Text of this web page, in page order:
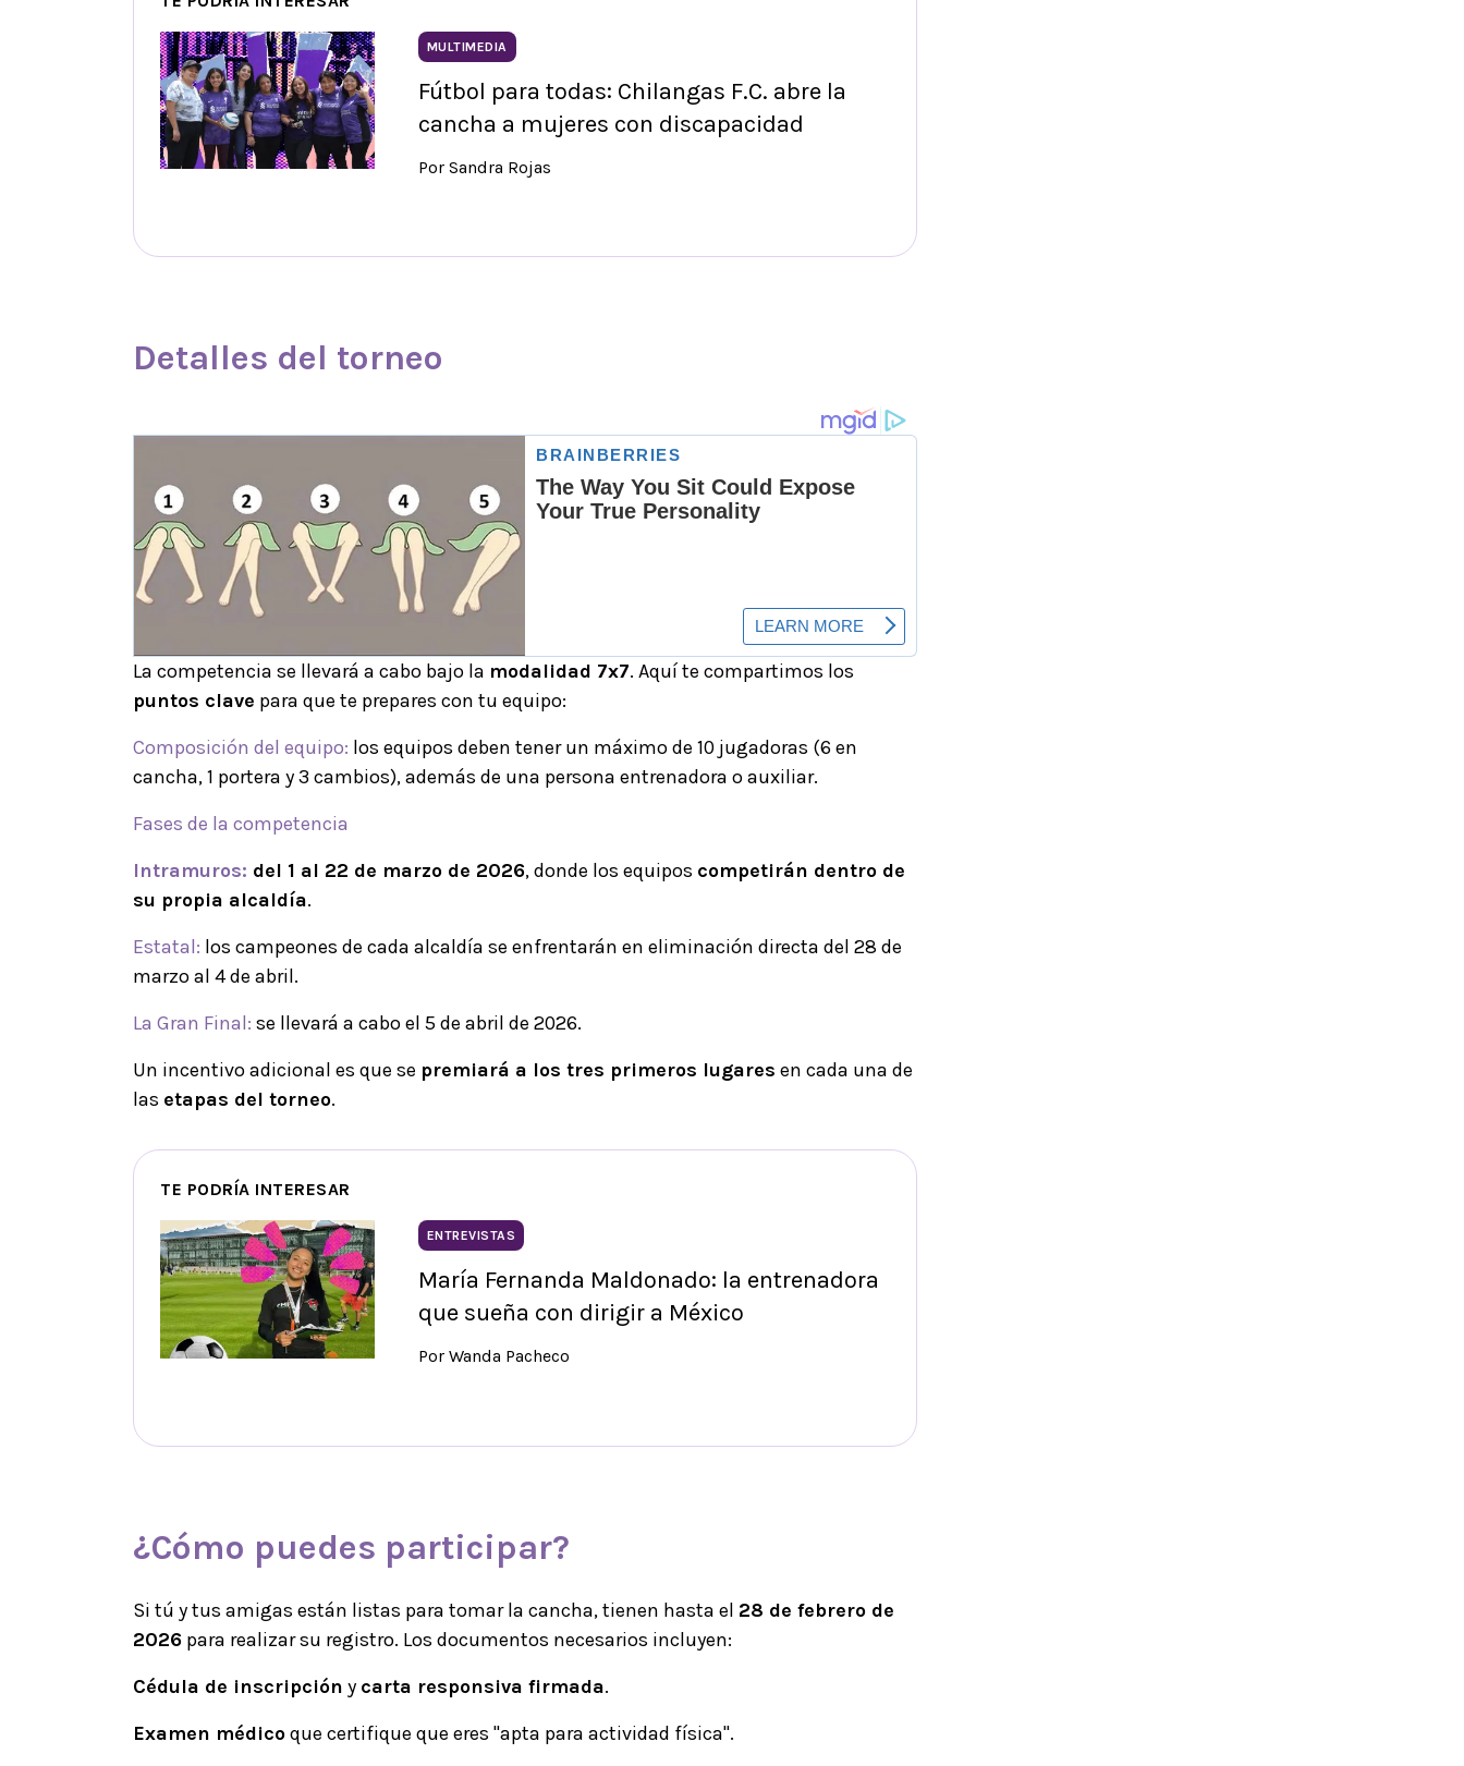
MULTIMEDIA
Fútbol para todas: Chilangas F.C. abre la
cancha a mujeres con discapacidad
Por Sandra Rojas
Detalles del torneo
La competencia se llevará a cabo bajo la modalidad 7x7. Aquí te compartimos los
puntos clave para que te prepares con tu equipo:
Composición del equipo: los equipos deben tener un máximo de 10 jugadoras (6 en
cancha, 1 portera y 3 cambios), además de una persona entrenadora o auxiliar.
Fases de la competencia
Intramuros: del 1 al 22 de marzo de 2026, donde los equipos competirán dentro de
su propia alcaldía.
Estatal: los campeones de cada alcaldía se enfrentarán en eliminación directa del 28 de
marzo al 4 de abril.
La Gran Final: se llevará a cabo el 5 de abril de 2026.
Un incentivo adicional es que se premiará a los tres primeros lugares en cada una de
las etapas del torneo.
TE PODRÍA INTERESAR
ENTREVISTAS
María Fernanda Maldonado: la entrenadora
que sueña con dirigir a México
Por Wanda Pacheco
¿Cómo puedes participar?
Si tú y tus amigas están listas para tomar la cancha, tienen hasta el 28 de febrero de
2026 para realizar su registro. Los documentos necesarios incluyen:
Cédula de inscripción y carta responsiva firmada.
Examen médicoque certifique que eres "apta para actividad física".